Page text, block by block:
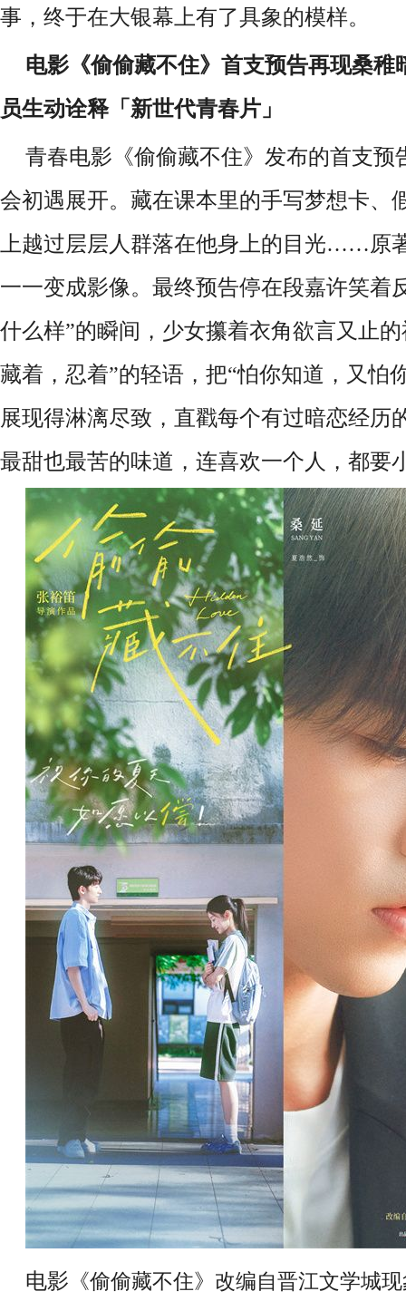
事，终于在大银幕上有了具象的模样。
电影《偷偷藏不住》首支预告再现桑稚
员生动诠释「新世代青春片」
青春电影《偷偷藏不住》发布的首支预
会初遇展开。藏在课本里的手写梦想卡、
上越过层层人群落在他身上的目光……原著
一一变成影像。最终预告停在段嘉许笑着
什么样”的瞬间，少女攥着衣角欲言又止
藏着，忍着”的轻语，把“怕你知道，又怕
展现得淋漓尽致，直戳每个有过暗恋经历
最甜也最苦的味道， 连喜欢一个人，都要
电影 《偷偷藏不住》改编自晋江文学城